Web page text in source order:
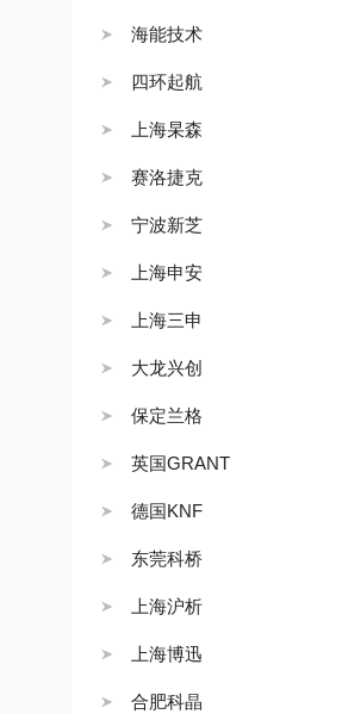
海能技术
四环起航
上海杲森
赛洛捷克
宁波新芝
上海申安
上海三申
大龙兴创
保定兰格
英国GRANT
德国KNF
东莞科桥
上海沪析
上海博迅
合肥科晶